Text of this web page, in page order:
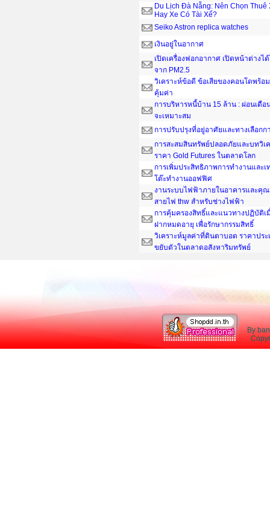
Du Lịch Đà Nẵng: Nên Chọn Thuê
Hay Xe Có Tài Xế?
Seiko Astron replica watches
เงินอยู่ในอากาศ
เปิดเครื่องฟอกอากาศ เปิดหน้าต่างไ
จาก PM2.5
วิเคราะห์ข้อดี ข้อเสียของคอนโดพร้อ
คุ้มค่า
การบริหารหนี้บ้าน 15 ล้าน : ผ่อนเดือ
จะเหมาะสม
การปรับปรุงที่อยู่อาศัยและทางเลือก
การสะสมสินทรัพย์ปลอดภัยและบทวิเ
ราคา Gold Futures ในตลาดโลก
การเพิ่มประสิทธิภาพการทำงานและ
โต๊ะทํางานออฟฟิศ
งานระบบไฟฟ้าภายในอาคารและคุ
สายไฟ thw สำหรับช่างไฟฟ้า
การคุ้มครองสิทธิ์และแนวทางปฏิบัติ
ฝากหมดอายุ เพื่อรักษากรรมสิทธิ์
วิเคราะห์มูลค่าที่ดินตาบอด ราคาประ
ขยับตัวในตลาดอสังหาริมทรัพย์
By